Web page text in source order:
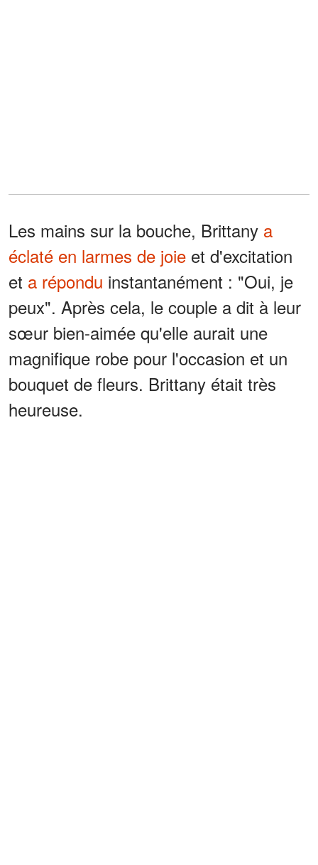
Les mains sur la bouche, Brittany a
éclaté en larmes de joie et d'excitation
et a répondu instantanément : "Oui, je
peux". Après cela, le couple a dit à leur
sœur bien-aimée qu'elle aurait une
magnifique robe pour l'occasion et un
bouquet de fleurs. Brittany était très
heureuse.